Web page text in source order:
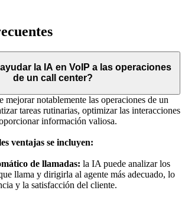
la IA en VoIP a las operaciones
de un call center?
mejorar notablemente las operaciones de un
tareas rutinarias, optimizar las interacciones
información valiosa.
ventajas se incluyen:
de llamadas: la IA puede analizar los
llama y dirigirla al agente más adecuado, lo
y la satisfacción del cliente.